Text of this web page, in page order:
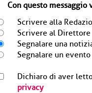
Con questo messaggio
Scrivere alla
Scrivere al Direttore
Segnalare una
Segnalare un evento
Dichiaro di aver
privacy